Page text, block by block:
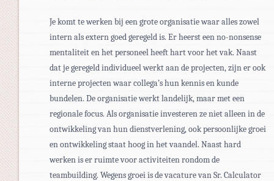
Je komt te werken bij een grote organisatie waar alles zowel
intern als extern goed geregeld is. Er heerst een no-nonsense
mentaliteit en het personeel heeft hart voor het vak. Naast
dat je geregeld individueel werkt aan de projecten, zijn er ook
interne projecten waar collega’s hun kennis en kunde
bundelen. De organisatie werkt landelijk, maar met een
regionale focus. Als organisatie investeren ze niet alleen in de
ontwikkeling van hun dienstverlening, ook persoonlijke groei
en ontwikkeling staat hoog in het vaandel. Naast hard
werken is er ruimte voor activiteiten rondom de
teambuilding. Wegens groei is de vacature van Sr. Calculator